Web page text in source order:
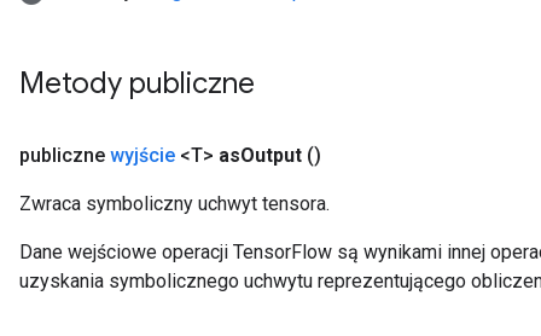
Metody publiczne
publiczne wyjście <T> asOutput ()
Zwraca symboliczny uchwyt tensora.
Dane wejściowe operacji TensorFlow są wynikami innej
uzyskania symbolicznego uchwytu reprezentującego